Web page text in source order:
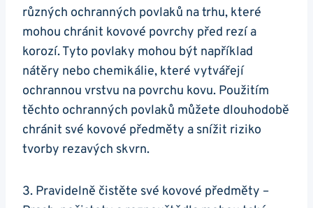
různých ochranných povlaků na trhu, které
mohou chránit kovové povrchy před rezí a
korozí. Tyto povlaky mohou být například
nátěry nebo chemikálie, které vytvářejí
ochrannou vrstvu na povrchu kovu. Použitím
těchto ochranných povlaků můžete dlouhodobě
chránit své kovové předměty a snížit riziko
tvorby rezavých skvrn.
3. Pravidelně čistěte své kovové předměty –